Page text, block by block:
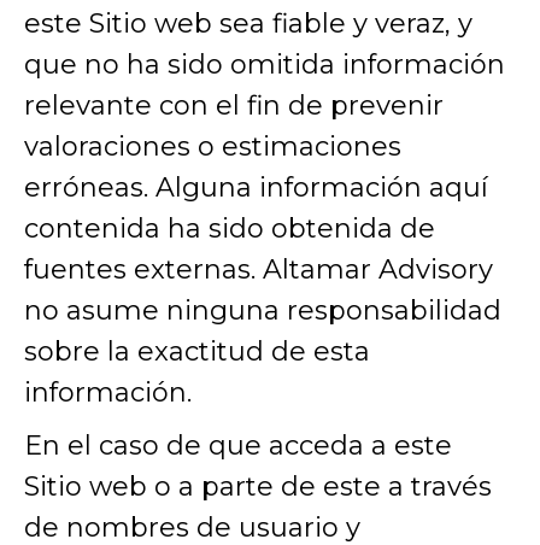
este Sitio web sea fiable y veraz, y
que no ha sido omitida información
relevante con el fin de prevenir
valoraciones o estimaciones
erróneas. Alguna información aquí
contenida ha sido obtenida de
fuentes externas. Altamar Advisory
no asume ninguna responsabilidad
sobre la exactitud de esta
información.
En el caso de que acceda a este
Sitio web o a parte de este a través
de nombres de usuario y